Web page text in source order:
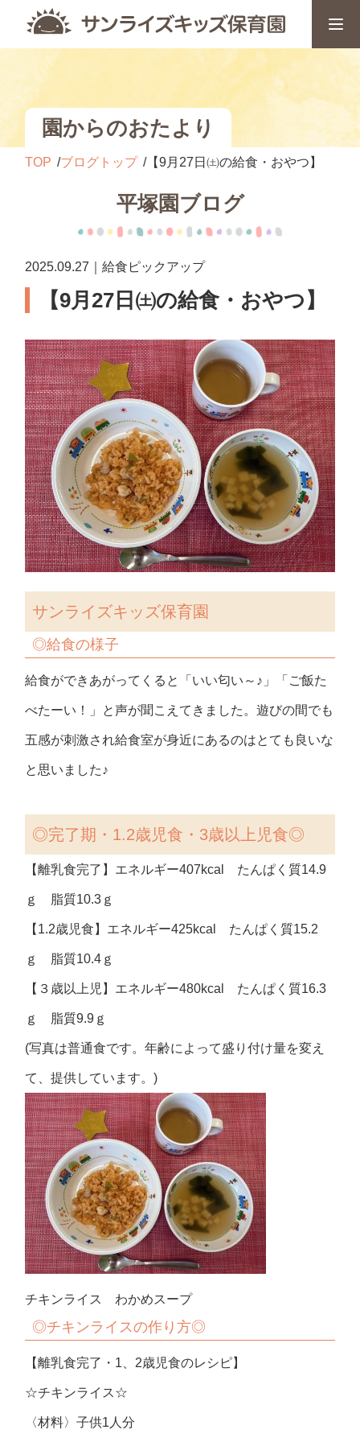
園からのおたより
TOP ブログトップ 【9月27日㈯の給食・おやつ】
平塚園ブログ
2025.09.27｜給食ピックアップ
【9月27日㈯の給食・おやつ】
サンライズキッズ保育園
◎給食の様子
給食ができあがってくると「いい匂い～♪」「ご飯た
べたーい！」と声が聞こえてきました。遊びの間でも
五感が刺激され給食室が身近にあるのはとても良いな
と思いました♪
◎完了期・1.2歳児食・3歳以上児食◎
【離乳食完了】エネルギー407kcal たんぱく質14.9
ｇ 脂質10.3ｇ
【1.2歳児食】エネルギー425kcal たんぱく質15.2
ｇ 脂質10.4ｇ
【３歳以上児】エネルギー480kcal たんぱく質16.3
ｇ 脂質9.9ｇ
(写真は普通食です。年齢によって盛り付け量を変え
て、提供しています。)
チキンライス わかめスープ
◎チキンライスの作り方◎
【離乳食完了・1、2歳児食のレシピ】
☆チキンライス☆
〈材料〉子供1人分